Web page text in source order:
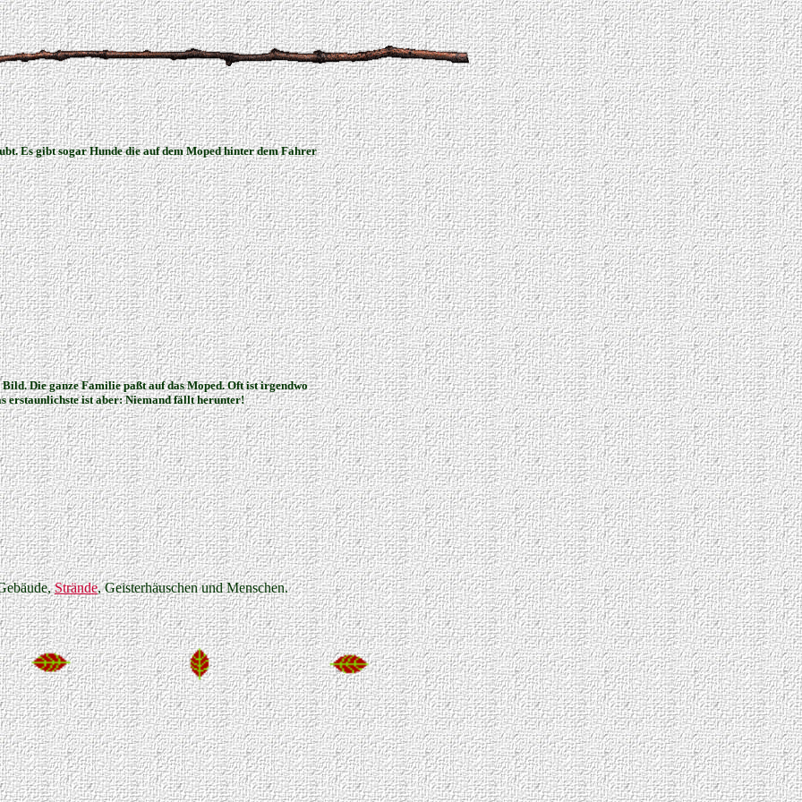
Es gibt sogar Hunde die auf dem Moped hinter dem Fahrer
Die ganze Familie paßt auf das Moped. Oft ist irgendwo
erstaunlichste ist aber: Niemand fällt herunter!
Strände, Geisterhäuschen und Menschen.